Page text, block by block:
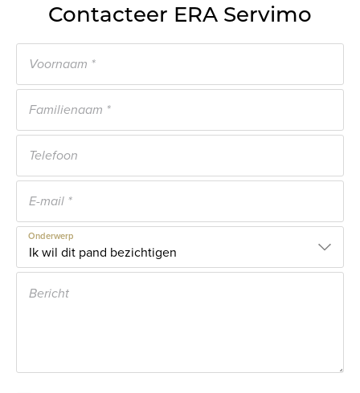
Contacteer ERA Servimo
Onderwerp